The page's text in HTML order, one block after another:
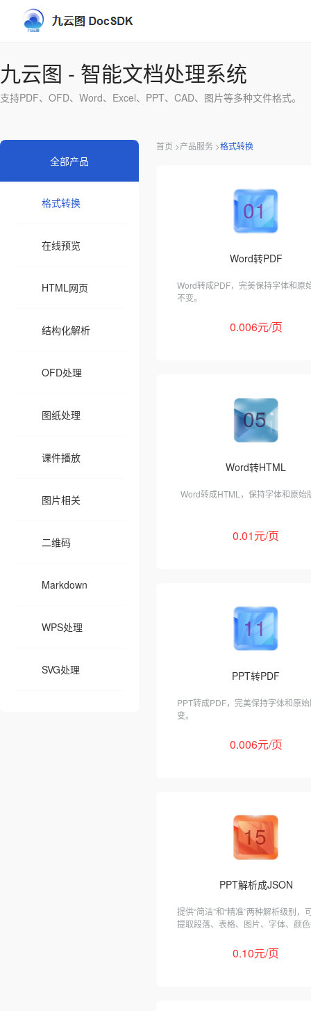
九云图 - 智能文档处理系统
支持PDF、OFD、Word、Excel、PPT、CAD、图片等多种文件格式。
全部产品
格式转换
在线预览
HTML网页
结构化解析
OFD处理
图纸处理
课件播放
图片相关
二维码
Markdown
WPS处理
SVG处理
首页 >产品服务 >格式转换
01
Word转PDF
Word转成PDF，完美保持字体和原
不变。
0.006元/页
05
Word转HTML
Word转成HTML，保持字体和原始
0.01元/页
11
PPT转PDF
PPT转成PDF，完美保持字体和原
变。
0.006元/页
15
PPT解析成JSON
提供“简洁”和“精准”两种解析级别，
提取段落、表格、图片、字体、颜
0.10元/页